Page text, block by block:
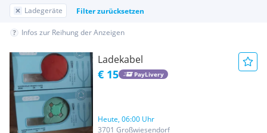
Ladegeräte Filter zurücksetzen
Infos zur Reihung der Anzeigen
Ladekabel
€ 15 PayLivery
Heute, 06:00 Uhr
3701 Großwiesendorf